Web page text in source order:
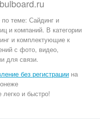
bulboard.ru
теме: Сайдинг и
и компаний. В категории
и комплектующие к
с фото, видео,
для связи.
без регистрации на
легко и быстро!